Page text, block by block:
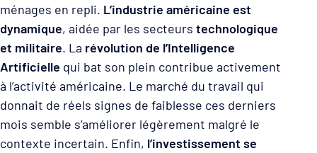
ménages en repli. L’industrie américaine est
dynamique, aidée par les secteurs technologique
et militaire. La révolution de l’Intelligence
Artificielle qui bat son plein contribue activement
à l’activité américaine. Le marché du travail qui
donnait de réels signes de faiblesse ces derniers
mois semble s’améliorer légèrement malgré le
contexte incertain. Enfin, l’investissement se